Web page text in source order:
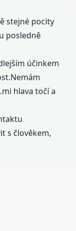
stejné pocity
posledně
účinkem
hlava točí a
s člověkem,